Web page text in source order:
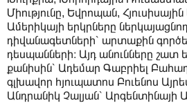
Միությունը, Եվրոպան,
Ամերիկայի երկրները
դիվանագետների՝ արտաքին
դեսպանների։ Այդ անունները շատ
քանիսին՝ Ադեմար Գաբրիել
գլխավոր հյուպատոս Բուենոս
Անդրանիկ Չալյան՝ Արգենտինայի